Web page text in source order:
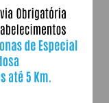
e investigação
implicações da
actual.